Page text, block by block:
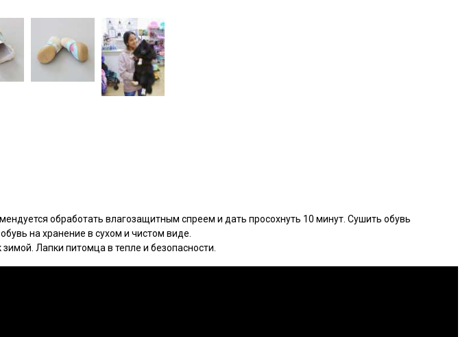
обработать влагозащитным спреем и дать просохнуть 10 минут. Сушить обувь
на хранение в сухом и чистом виде.
Лапки питомца в тепле и безопасности.